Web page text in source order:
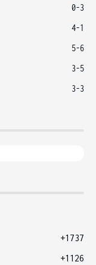
0-3
4-1
5-6
3-5
3-3
+1737
+1126